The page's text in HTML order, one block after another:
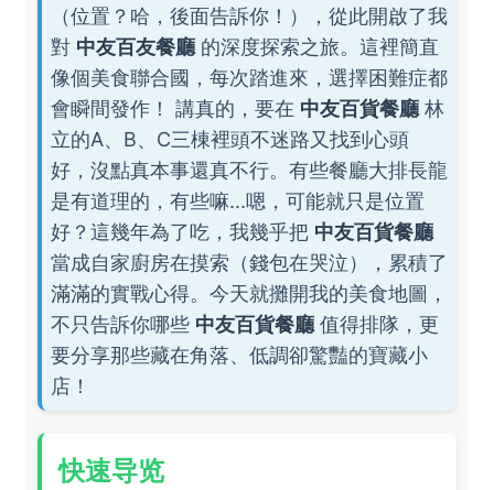
（位置？哈，後面告訴你！），從此開啟了我
對 中友百友餐廳 的深度探索之旅。這裡簡直
像個美食聯合國，每次踏進來，選擇困難症都
會瞬間發作！ 講真的，要在 中友百貨餐廳 林
立的A、B、C三棟裡頭不迷路又找到心頭
好，沒點真本事還真不行。有些餐廳大排長龍
是有道理的，有些嘛...嗯，可能就只是位置
好？這幾年為了吃，我幾乎把 中友百貨餐廳
當成自家廚房在摸索（錢包在哭泣），累積了
滿滿的實戰心得。今天就攤開我的美食地圖，
不只告訴你哪些 中友百貨餐廳 值得排隊，更
要分享那些藏在角落、低調卻驚豔的寶藏小
店！
快速导览